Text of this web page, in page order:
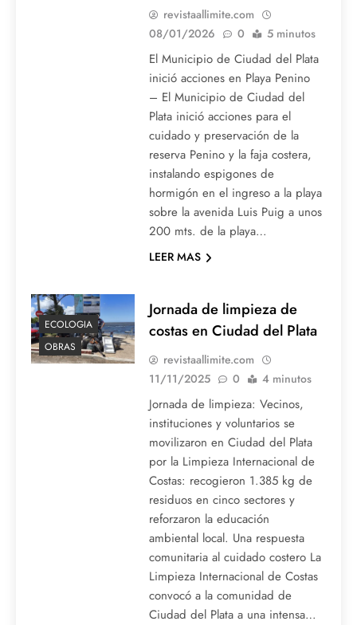
revistaallimite.com
08/01/2026
0 5 minutos
El Municipio de Ciudad del Plata
inició acciones en Playa Penino
– El Municipio de Ciudad del
Plata inició acciones para el
cuidado y preservación de la
reserva Penino y la faja costera,
instalando espigones de
hormigón en el ingreso a la playa
sobre la avenida Luis Puig a unos
200 mts. de la playa…
LEER MAS
ECOLOGIA
OBRAS
Jornada de limpieza de
costas en Ciudad del Plata
revistaallimite.com
11/11/2025
0 4 minutos
Jornada de limpieza: Vecinos,
instituciones y voluntarios se
movilizaron en Ciudad del Plata
por la Limpieza Internacional de
Costas: recogieron 1.385 kg de
residuos en cinco sectores y
reforzaron la educación
ambiental local. Una respuesta
comunitaria al cuidado costero La
Limpieza Internacional de Costas
convocó a la comunidad de
Ciudad del Plata a una intensa…